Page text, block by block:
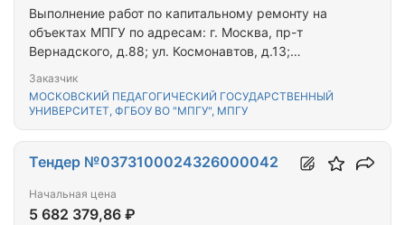
Выполнение работ по капитальному ремонту на
объектах МПГУ по адресам: г. Москва, пр-т
Вернадского, д.88; ул. Космонавтов, д.13;
Кибальчича, д.6, к.2; ул. Кибальчича, д.6, к.3; ул.
Кибальчича, д.16; ул. 3-я Владимирская, д.7; ул. К.
Цеткин, д.25, к.1; ул. Краснодарская, д.59
Заказчик
МОСКОВСКИЙ ПЕДАГОГИЧЕСКИЙ ГОСУДАРСТВЕННЫЙ
УНИВЕРСИТЕТ, ФГБОУ ВО "МПГУ", МПГУ
Тендер №0373100024326000042
Начальная цена
5 682 379,86 ₽